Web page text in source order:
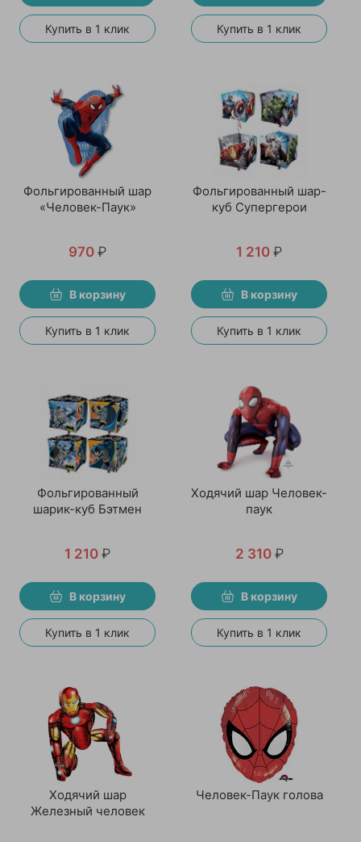
Купить в 1 клик Купить в 1 клик
Фольгированный шар
«Человек-Паук»
970 ₽
В корзину
Купить в 1 клик
Фольгированный шар-
куб Супергерои
1 210 ₽
В корзину
Купить в 1 клик
Фольгированный
шарик-куб Бэтмен
1 210 ₽
В корзину
Купить в 1 клик
Ходячий шар Человек-
паук
2 310 ₽
В корзину
Купить в 1 клик
Ходячий шар
Железный человек
Человек-Паук голова